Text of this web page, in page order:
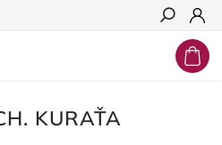
Hľadať
KURAŤA